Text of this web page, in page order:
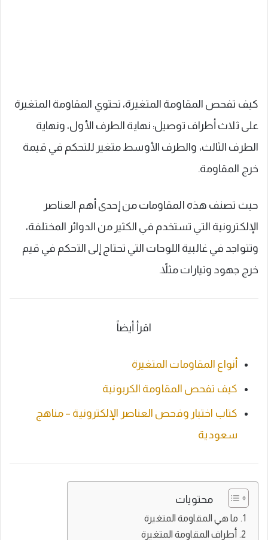
كيف تفحص المقاومة المتغيرة، تحتوي المقاومة المتغيرة
على ثلاث أطراف توصيل: نهاية الطرف الأول، ونهاية
الطرف الثالث، والطرف الأوسط متغير للتحكم في قيمة
خرج المقاومة.
حيث تصنف هذه المقاومات من إحدى أهم العناصر
الإلكترونية التي تستخدم في الكثير من الدوائر المختلفة،
وتتواجد في غالبية اللوحات التي تحتاج إلى التحكم في قيم
خرج جهود وتيارات مثلاً.
اقرأ أيضاً
أنواع المقاومات المتغيرة
كيف تفحص المقاومة الكربونية
كتاب اختبار وفحص العناصر الإلكترونية – مناهج
سعودية
محتويات
ما هي المقاومة المتغيرة
أطراف المقاومة المتغيرة